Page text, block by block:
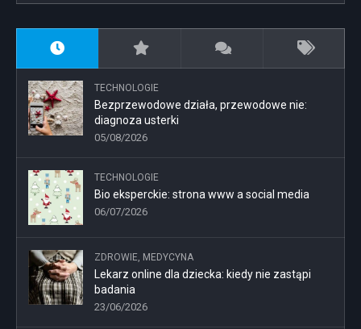
TECHNOLOGIE
Bezprzewodowe działa, przewodowe nie:
diagnoza usterki
05/08/2026
TECHNOLOGIE
Bio eksperckie: strona www a social media
06/07/2026
ZDROWIE, MEDYCYNA
Lekarz online dla dziecka: kiedy nie zastąpi
badania
23/06/2026